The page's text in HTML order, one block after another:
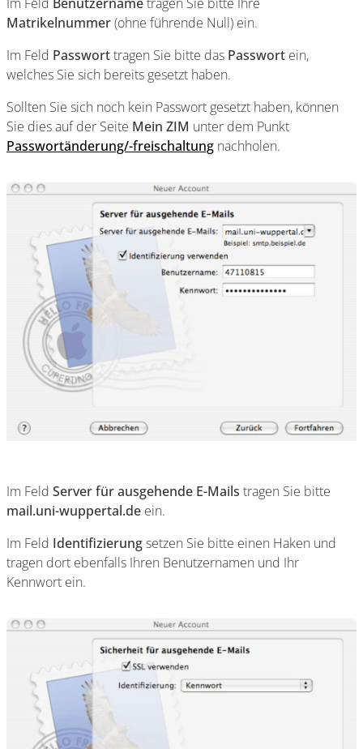
Matrikelnummer(ohne führende Null) ein.
Im Feld Passworttragen Sie bitte das Passwort ein,
welches Sie sich bereits gesetzt haben.
Sollten Sie sich noch kein Passwort gesetzt haben, können
Sie dies auf der Seite Mein ZIM unter dem Punkt
Passwortänderung/-freischaltung nachholen.
Im Feld Server für ausgehende E-Mails tragen Sie bitte
mail.uni-wuppertal.de ein.
Im Feld Identifizierungsetzen Sie bitte einen Haken und
tragen dort ebenfalls Ihren Benutzernamen und Ihr
Kennwort ein.